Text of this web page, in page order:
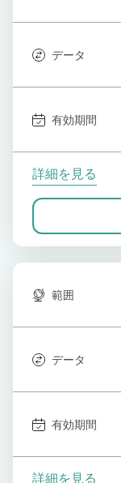
データ
有効期間
詳細を見る
範囲
データ
有効期間
詳細を見る